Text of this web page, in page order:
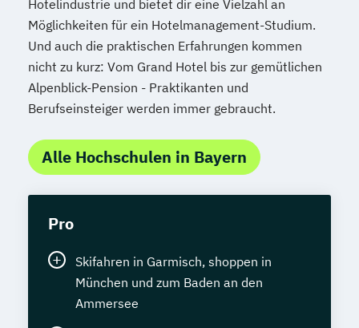
Hotelindustrie und bietet dir eine Vielzahl an
Möglichkeiten für ein Hotelmanagement-Studium.
Und auch die praktischen Erfahrungen kommen
nicht zu kurz: Vom Grand Hotel bis zur gemütlichen
Alpenblick-Pension - Praktikanten und
Berufseinsteiger werden immer gebraucht.
Alle Hochschulen in Bayern
Pro
Skifahren in Garmisch, shoppen in
München und zum Baden an den
Ammersee